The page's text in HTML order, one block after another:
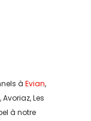
à Evian,
Les
à notre